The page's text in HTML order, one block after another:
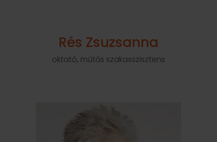
Rés Zsuzsanna
oktató, műtős szakasszisztens